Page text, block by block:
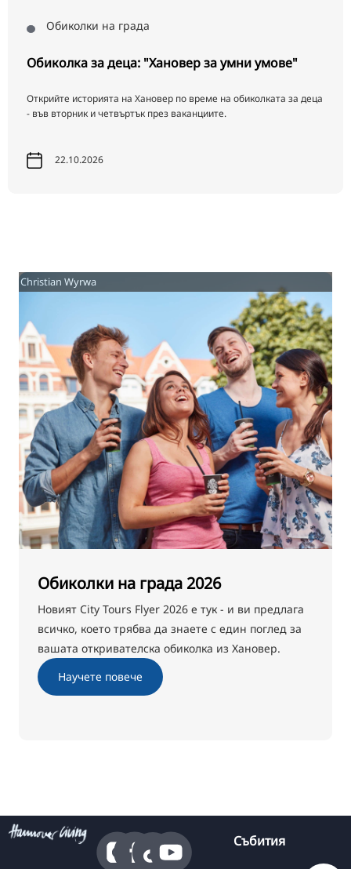
Обиколки на града
Обиколка за деца: "Хановер за умни умове"
Открийте историята на Хановер по време на обиколката за деца
- във вторник и четвъртък през ваканциите.
22.10.2026
Christian Wyrwa
Обиколки на града 2026
Новият City Tours Flyer 2026 е тук - и ви предлага
всичко, което трябва да знаете с един поглед за
вашата откривателска обиколка из Хановер.
Научете повече
Събития